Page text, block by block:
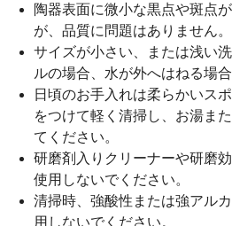
陶器表面に微小な黒点や斑点
が、品質に問題はありません。
サイズが小さい、または浅い
ルの場合、水が外へはねる場合
日頃のお手入れは柔らかいス
をつけて軽く清掃し、お湯ま
てください。
研磨剤入りクリーナーや研磨
使用しないでください。
清掃時、強酸性または強アル
用しないでください。